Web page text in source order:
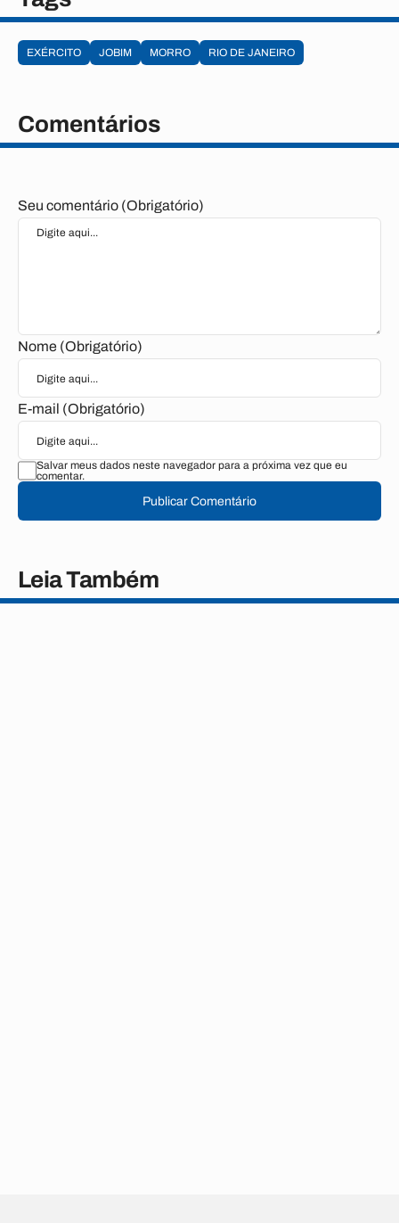
EXÉRCITO JOBIM MORRO RIO DE JANEIRO
Comentários
Seu comentário (Obrigatório)
Nome (Obrigatório)
E-mail (Obrigatório)
Salvar meus dados neste navegador para a próxima vez que eu
comentar.
Publicar Comentário
Leia Também